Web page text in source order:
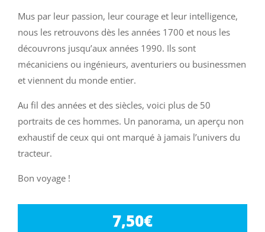
Mus par leur passion, leur courage et leur intelligence,
nous les retrouvons dès les années 1700 et nous les
découvrons jusqu’aux années 1990. Ils sont
mécaniciens ou ingénieurs, aventuriers ou businessmen
et viennent du monde entier.
Au fil des années et des siècles, voici plus de 50
portraits de ces hommes. Un panorama, un aperçu non
exhaustif de ceux qui ont marqué à jamais l’univers du
tracteur.
Bon voyage !
7,50€